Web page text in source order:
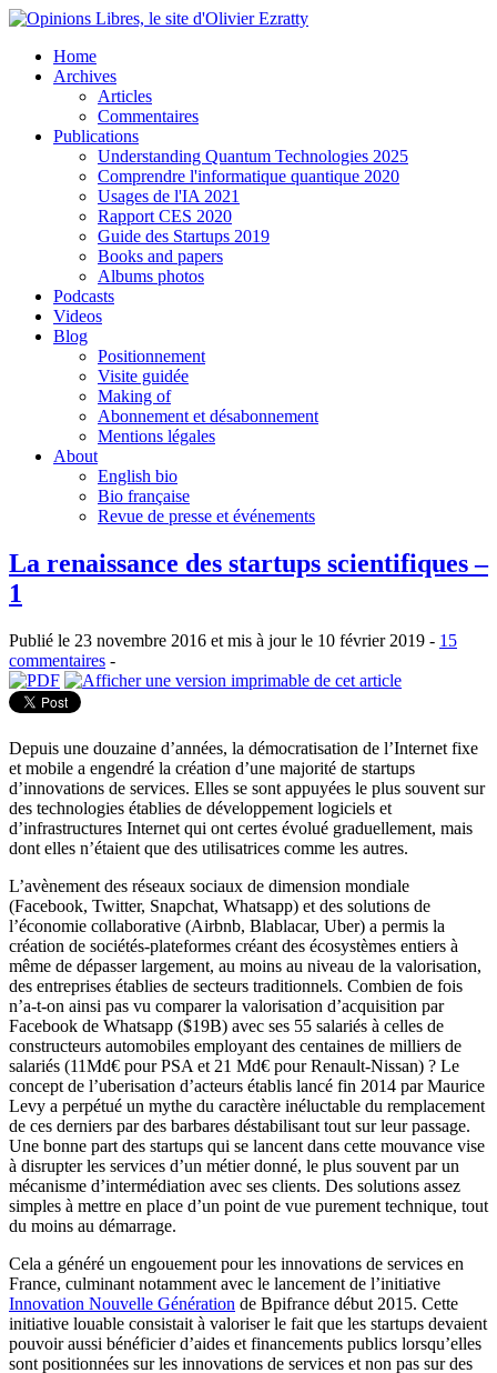
Home
Archives
Articles
Commentaires
Publications
Understanding Quantum Technologies 2025
Comprendre l'informatique quantique 2020
Usages de l'IA 2021
Rapport CES 2020
Guide des Startups 2019
Books and papers
Albums photos
Podcasts
Videos
Blog
Positionnement
Visite guidée
Making of
Abonnement et désabonnement
Mentions légales
About
English bio
Bio française
Revue de presse et événements
La renaissance des startups scientifiques –
1
Publié le 23 novembre 2016 et mis à jour le 10 février 2019 - 15
commentaires -
Depuis une douzaine d’années, la démocratisation de l’Internet fixe
et mobile a engendré la création d’une majorité de startups
d’innovations de services. Elles se sont appuyées le plus souvent sur
des technologies établies de développement logiciels et
d’infrastructures Internet qui ont certes évolué graduellement, mais
dont elles n’étaient que des utilisatrices comme les autres.
L’avènement des réseaux sociaux de dimension mondiale
(Facebook, Twitter, Snapchat, Whatsapp) et des solutions de
l’économie collaborative (Airbnb, Blablacar, Uber) a permis la
création de sociétés-plateformes créant des écosystèmes entiers à
même de dépasser largement, au moins au niveau de la valorisation,
des entreprises établies de secteurs traditionnels. Combien de fois
n’a-t-on ainsi pas vu comparer la valorisation d’acquisition par
Facebook de Whatsapp ($19B) avec ses 55 salariés à celles de
constructeurs automobiles employant des centaines de milliers de
salariés (11Md€ pour PSA et 21 Md€ pour Renault-Nissan) ? Le
concept de l’uberisation d’acteurs établis lancé fin 2014 par Maurice
Levy a perpétué un mythe du caractère inéluctable du remplacement
de ces derniers par des barbares déstabilisant tout sur leur passage.
Une bonne part des startups qui se lancent dans cette mouvance vise
à disrupter les services d’un métier donné, le plus souvent par un
mécanisme d’intermédiation avec ses clients. Des solutions assez
simples à mettre en place d’un point de vue purement technique, tout
du moins au démarrage.
Cela a généré un engouement pour les innovations de services en
France, culminant notamment avec le lancement de l’initiative
Innovation Nouvelle Génération de Bpifrance début 2015. Cette
initiative louable consistait à valoriser le fait que les startups devaient
pouvoir aussi bénéficier d’aides et financements publics lorsqu’elles
sont positionnées sur les innovations de services et non pas sur des